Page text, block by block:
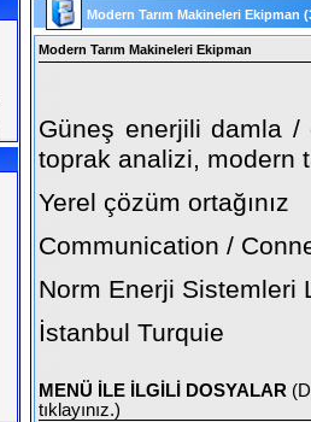
Modern Tarım Makineleri Ekipman
Modern Tarım Makineleri Ekipman
Güneş enerjili damla
toprak analizi, modern
Yerel çözüm ortağınız
Communication /
Norm Enerji Sistemleri
İstanbul Turquie
MENÜ İLE İLGİLİ DOSYALAR
tıklayınız.)